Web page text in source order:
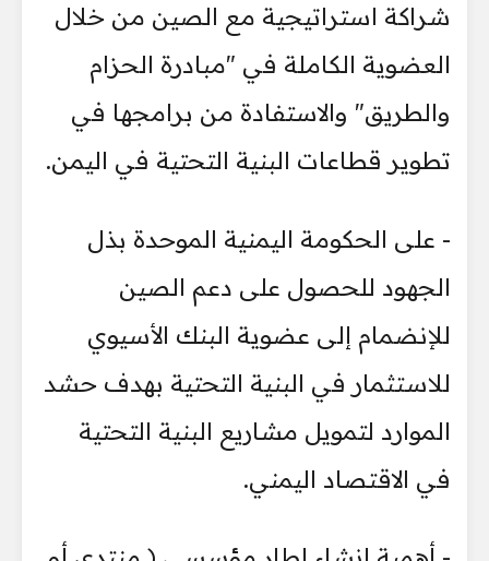
شراكة استراتيجية مع الصين من خلال
العضوية الكاملة في "مبادرة الحزام
والطريق" والاستفادة من برامجها في
تطوير قطاعات البنية التحتية في اليمن.
- على الحكومة اليمنية الموحدة بذل
الجهود للحصول على دعم الصين
للإنضمام إلى عضوية البنك الأسيوي
للاستثمار في البنية التحتية بهدف حشد
الموارد لتمويل مشاريع البنية التحتية
في الاقتصاد اليمني.